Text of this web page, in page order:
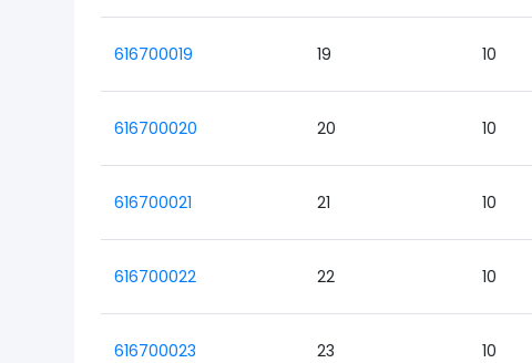
616700019 19 10
616700020 20 10
616700021 21 10
616700022 22 10
616700023 23 10